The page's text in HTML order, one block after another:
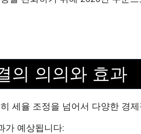
의 의의와 효과
세율 조정을 넘어서 다양한 경
가 예상됩니다: